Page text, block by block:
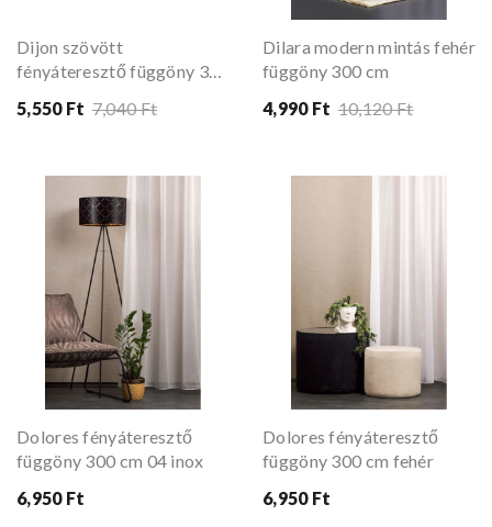
Dijon szövött
fényáteresztő függöny 300
5,550 Ft 7,040 Ft
Dilara modern mintás fehér
függöny 300 cm
4,990 Ft 10,120 Ft
Dolores fényáteresztő
függöny 300 cm 04 inox
6,950 Ft
Dolores fényáteresztő
függöny 300 cm fehér
6,950 Ft